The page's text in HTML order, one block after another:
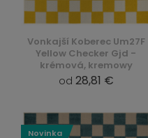
Vonkajší Koberec Um27F
Yellow Checker Gjd -
krémová, kremowy
od 28,81 €
Novinka